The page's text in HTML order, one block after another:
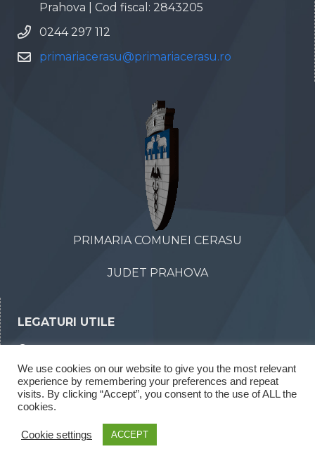
Prahova | Cod fiscal: 2843205
0244 297 112
primariacerasu@primariacerasu.ro
PRIMARIA COMUNEI CERASU
JUDET PRAHOVA
LEGATURI UTILE
Declaratii de interese
Rapoarte legea 52/2003
We use cookies on our website to give you the most relevant
experience by remembering your preferences and repeat
visits. By clicking “Accept”, you consent to the use of ALL the
cookies.
Cookie settings ACCEPT